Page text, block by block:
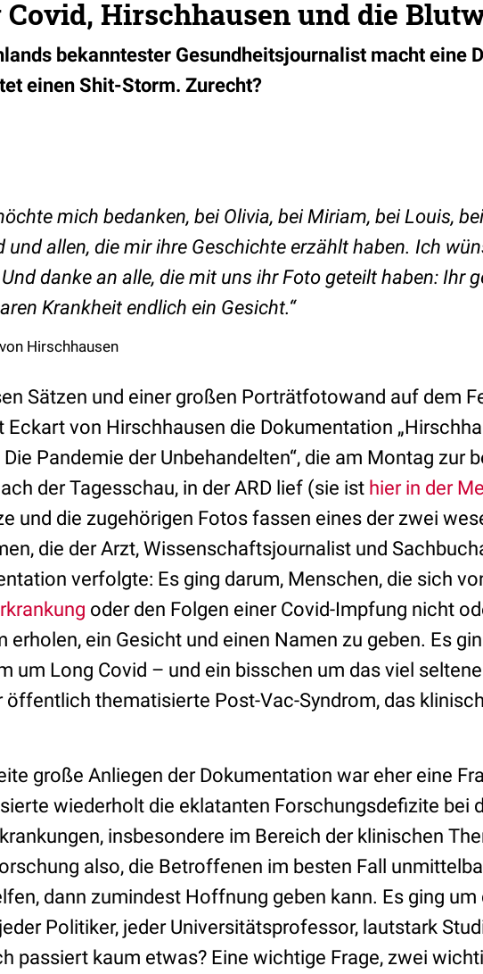
Covid, Hirschhausen und die
bekanntester Gesundheitsjournalist macht eine
einen Shit-Storm. Zurecht?
mich bedanken, bei Olivia, bei Miriam, bei Louis,
und allen, die mir ihre Geschichte erzählt haben. Ich
danke an alle, die mit uns ihr Foto geteilt haben: Ihr
Krankheit endlich ein Gesicht.“
Hirschhausen
Sätzen und einer großen Porträtfotowand auf dem
Eckart von Hirschhausen die Dokumentation
Pandemie der Unbehandelten“, die am Montag zur
der Tagesschau, in der ARD lief (sie ist hier in der
und die zugehörigen Fotos fassen eines der zwei
die der Arzt, Wissenschaftsjournalist und
verfolgte: Es ging darum, Menschen, die sich
oder den Folgen einer Covid-Impfung nicht
erholen, ein Gesicht und einen Namen zu geben. Es
um Long Covid – und ein bisschen um das viel
öffentlich thematisierte Post-Vac-Syndrom, das
große Anliegen der Dokumentation war eher eine
wiederholt die eklatanten Forschungsdefizite bei
insbesondere im Bereich der klinischen
also, die Betroffenen im besten Fall
dann zumindest Hoffnung geben kann. Es ging um
Politiker, jeder Universitätsprofessor, lautstark
passiert kaum etwas? Eine wichtige Frage, zwei